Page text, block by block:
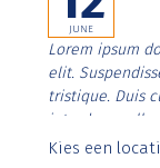
JUNE
Lorem ipsum
elit.
tristique. Duis
interdum
Aenean
Kies een